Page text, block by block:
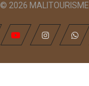
© 2026 MALITOURISME.